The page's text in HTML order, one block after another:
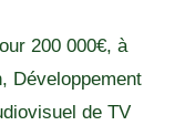
200 000€, à
Développement
de TV